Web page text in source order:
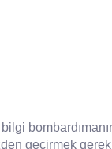
geçirmek